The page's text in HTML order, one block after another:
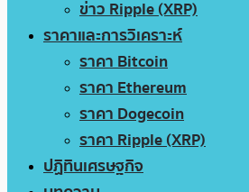
ข่าว Ripple (XRP)
ราคาและการวิเคราะห์
ราคา Bitcoin
ราคา Ethereum
ราคา Dogecoin
ราคา Ripple (XRP)
ปฏิทินเศรษฐกิจ